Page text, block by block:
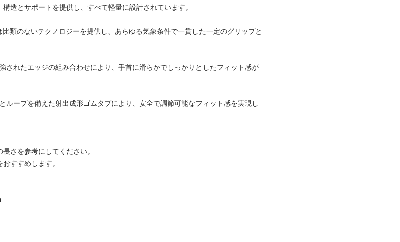
造とサポートを提供し、すべて軽量に設計されています。
類のないテクノロジーを提供し、あらゆる気象条件で一貫した一定のグリップと
されたエッジの組み合わせにより、手首に滑らかでしっかりとしたフィット感が
ループを備えた射出成形ゴムタブにより、安全で調節可能なフィット感を実現し
さを参考にしてください。
すすめします。